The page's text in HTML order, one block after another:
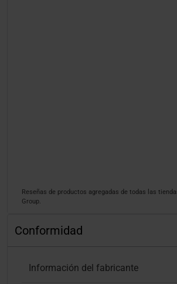
Reseñas de productos agregadas de todas las
Group.
Conformidad
Información del fabricante